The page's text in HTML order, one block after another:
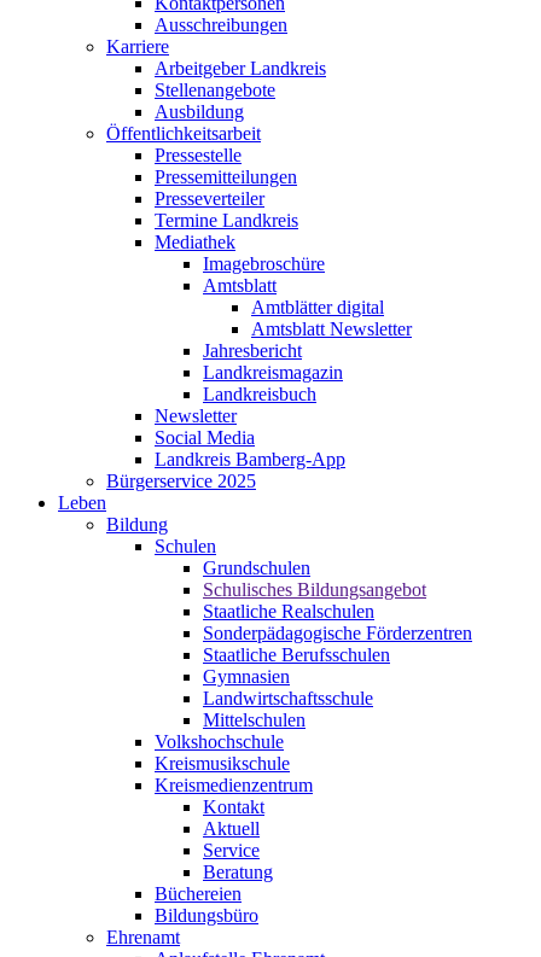
Ausschreibungen
Karriere
Arbeitgeber Landkreis
Stellenangebote
Ausbildung
Öffentlichkeitsarbeit
Pressestelle
Pressemitteilungen
Presseverteiler
Termine Landkreis
Mediathek
Imagebroschüre
Amtsblatt
Amtblätter digital
Amtsblatt Newsletter
Jahresbericht
Landkreismagazin
Landkreisbuch
Newsletter
Social Media
Landkreis Bamberg-App
Bürgerservice 2025
Leben
Bildung
Schulen
Grundschulen
Schulisches Bildungsangebot
Staatliche Realschulen
Sonderpädagogische Förderzentren
Staatliche Berufsschulen
Gymnasien
Landwirtschaftsschule
Mittelschulen
Volkshochschule
Kreismusikschule
Kreismedienzentrum
Kontakt
Aktuell
Service
Beratung
Büchereien
Bildungsbüro
Ehrenamt